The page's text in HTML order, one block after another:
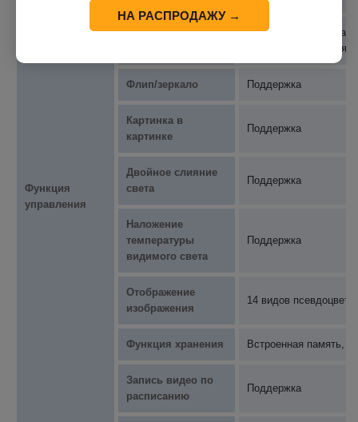
Функция
управления
Функция
Ручная коррекция,
питания; регулярная
Флип/зеркало Поддержка
Картинка в
картинке
Поддержка
Двойное слияние
света
Поддержка
Наложение
температуры
видимого света
Поддержка
Отображение
изображения
14 видов
Функция хранения Встроенная память,
Запись видео по
расписанию
Поддержка
НА РАСПРОДАЖУ →